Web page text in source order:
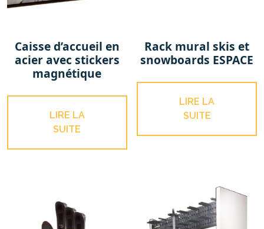
Caisse d’accueil en
acier avec stickers
magnétique
LIRE LA
SUITE
Rack mural skis et
snowboards ESPACE
LIRE LA
SUITE